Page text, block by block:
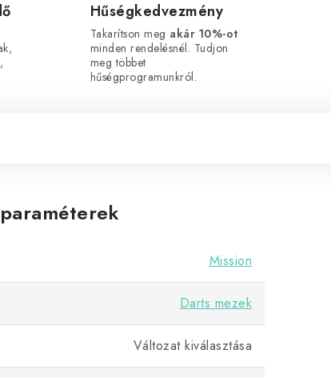
Hűségkedvezmény
Takarítson meg akár 10%-ot
minden rendelésnél. Tudjon
meg többet
hűségprogramunkról.
Mission
Darts mezek
Változat kiválasztása